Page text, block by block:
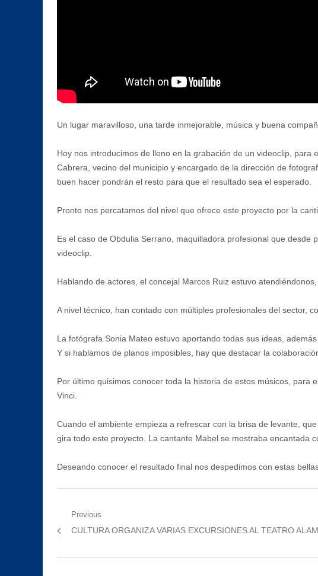
Un lugar maravilloso, una tarde inmejorable, música y buena
Hoy nos introducimos de lleno en la grabación de un videoclip,
Cabrera, vecino del municipio y encargado de la dirección de
buen hacer pondrán el resto para que el resultado sea el esperado.
Pronto nos percatamos del nivel que ofrece este proyecto por la
Es el caso de Obdulia Serrano, maquilladora profesional que
videoclip.
Hablando de actores, el concejal Marcos Ruiz estuvo
A nivel técnico, han contado con múltiples profesionales del sector,
La fotógrafa Sonia Mateo estuvo aportando todas sus ideas,
Y si hablamos de planos imposibles, hay que destacar la
Por último quisimos conocer toda la historia de estos músicos, para
Vinci.
Cuando el ambiente empieza a refrescar con la brisa de levante,
gira todo este proyecto. La cantante Mabel se mostraba encantada
Deseando conocer el resultado final nos despedimos con estas
Navegación
de
entradas
Previous
Previous
CULTURA ORGANIZA VARIAS EXCURSIONES AL TEATRO